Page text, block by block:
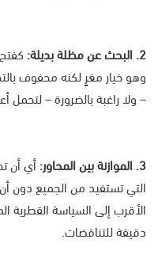
2. البحث عن مظلة بديلة:
وهو خيار مغرٍ لكنه محفوف
– ولا راغبة بالضرورة – لتحمل
3. الموازنة بين المحاور:
أي أن
التي تستفيد من الجميع دون
الأقرب إلى السياسة القطرية
دقيقة للتناقضات.